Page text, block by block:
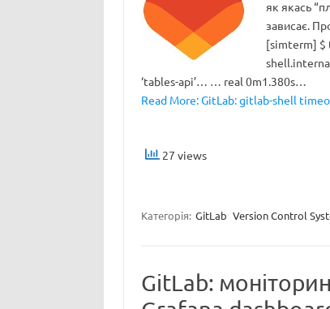
як якась
зависає.
[simterm] $
‘tables-api’… … real 0m1.380s…
Read More: GitLab: gitlab-shell
27 views
Категорія: GitLab Version Control
GitLab: